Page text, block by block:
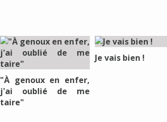
"À genoux en enfer,
j'ai oublié de me
taire"
Je vais bien !